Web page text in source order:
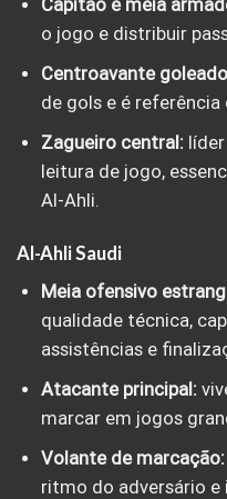
Capitão e meia
o jogo e distribuir
Centroavante
de gols e é referência
Zagueiro central:
leitura de jogo,
Al-Ahli.
Al-Ahli Saudi
Meia ofensivo
qualidade técnica,
assistências e
Atacante principal:
marcar em jogos
Volante de marcação:
ritmo do adversário